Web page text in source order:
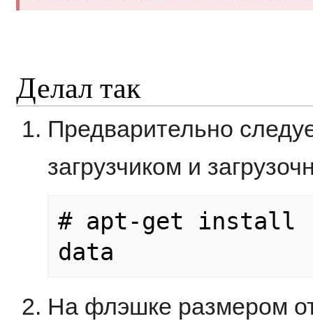
Делал так
Предварительно
загрузчиком и
# apt-get install
data
На флэшке размером